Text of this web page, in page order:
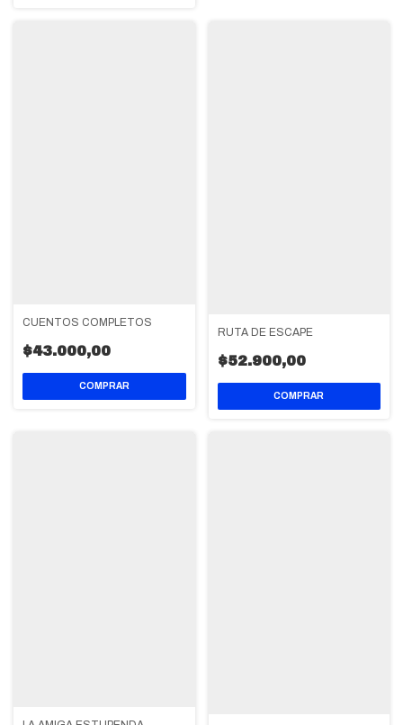
CUENTOS COMPLETOS
$43.000,00
RUTA DE ESCAPE
$52.900,00